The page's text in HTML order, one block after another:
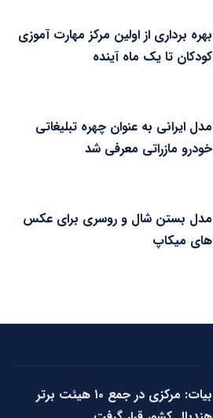
بهره برداری از اولین مرکز مهارت آموزی
کودکان تا یک ماه آینده
مدل ایرانی به عنوان چهره تبلیغاتی
خودرو مازراتی معرفی شد
مدل بستن شال و روسری برای عکس
های میکاپ
بیات: مرکزی در جمع ۱۰ هیئت برتر